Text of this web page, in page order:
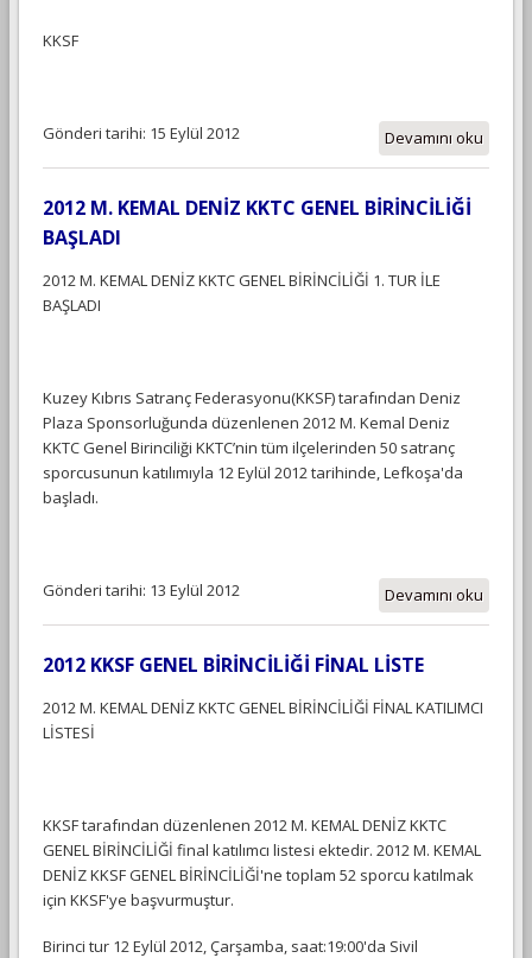
KKSF
Devamını oku
Gönderi tarihi: 15 Eylül 2012
2012 M. KEMAL DENİZ KKTC GENEL BİRİNCİLİĞİ
BAŞLADI
2012 M. KEMAL DENİZ KKTC GENEL BİRİNCİLİĞİ 1. TUR İLE
BAŞLADI
Kuzey Kıbrıs Satranç Federasyonu(KKSF) tarafından Deniz
Plaza Sponsorluğunda düzenlenen 2012 M. Kemal Deniz
KKTC Genel Birinciliği KKTC’nin tüm ilçelerinden 50 satranç
sporcusunun katılımıyla 12 Eylül 2012 tarihinde, Lefkoşa'da
başladı.
Devamını oku
Gönderi tarihi: 13 Eylül 2012
2012 KKSF GENEL BİRİNCİLİĞİ FİNAL LİSTE
2012 M. KEMAL DENİZ KKTC GENEL BİRİNCİLİĞİ FİNAL KATILIMCI
LİSTESİ
KKSF tarafından düzenlenen 2012 M. KEMAL DENİZ KKTC
GENEL BİRİNCİLİĞİ final katılımcı listesi ektedir. 2012 M. KEMAL
DENİZ KKSF GENEL BİRİNCİLİĞİ'ne toplam 52 sporcu katılmak
için KKSF'ye başvurmuştur.
Birinci tur 12 Eylül 2012, Çarşamba, saat:19:00'da Sivil